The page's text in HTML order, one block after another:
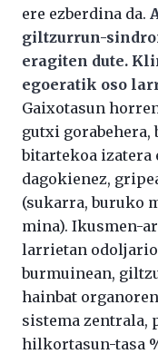
ere ezberdina da.
giltzurrun-
eragiten dute.
egoeratik oso
Gaixotasun
gutxi gorabehera,
bitartekoa izatera
dagokienez,
(sukarra, buruko
mina). Ikusmen-
larrietan
burmuinean,
hainbat
sistema zentrala,
hilkortasun-tasa